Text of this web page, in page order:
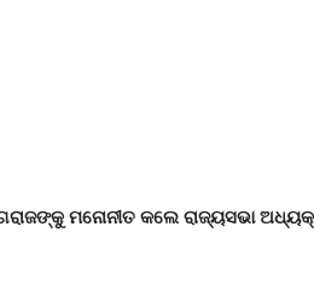
ମନୋନୀତ କଲେ ରାଜ୍ୟସଭା